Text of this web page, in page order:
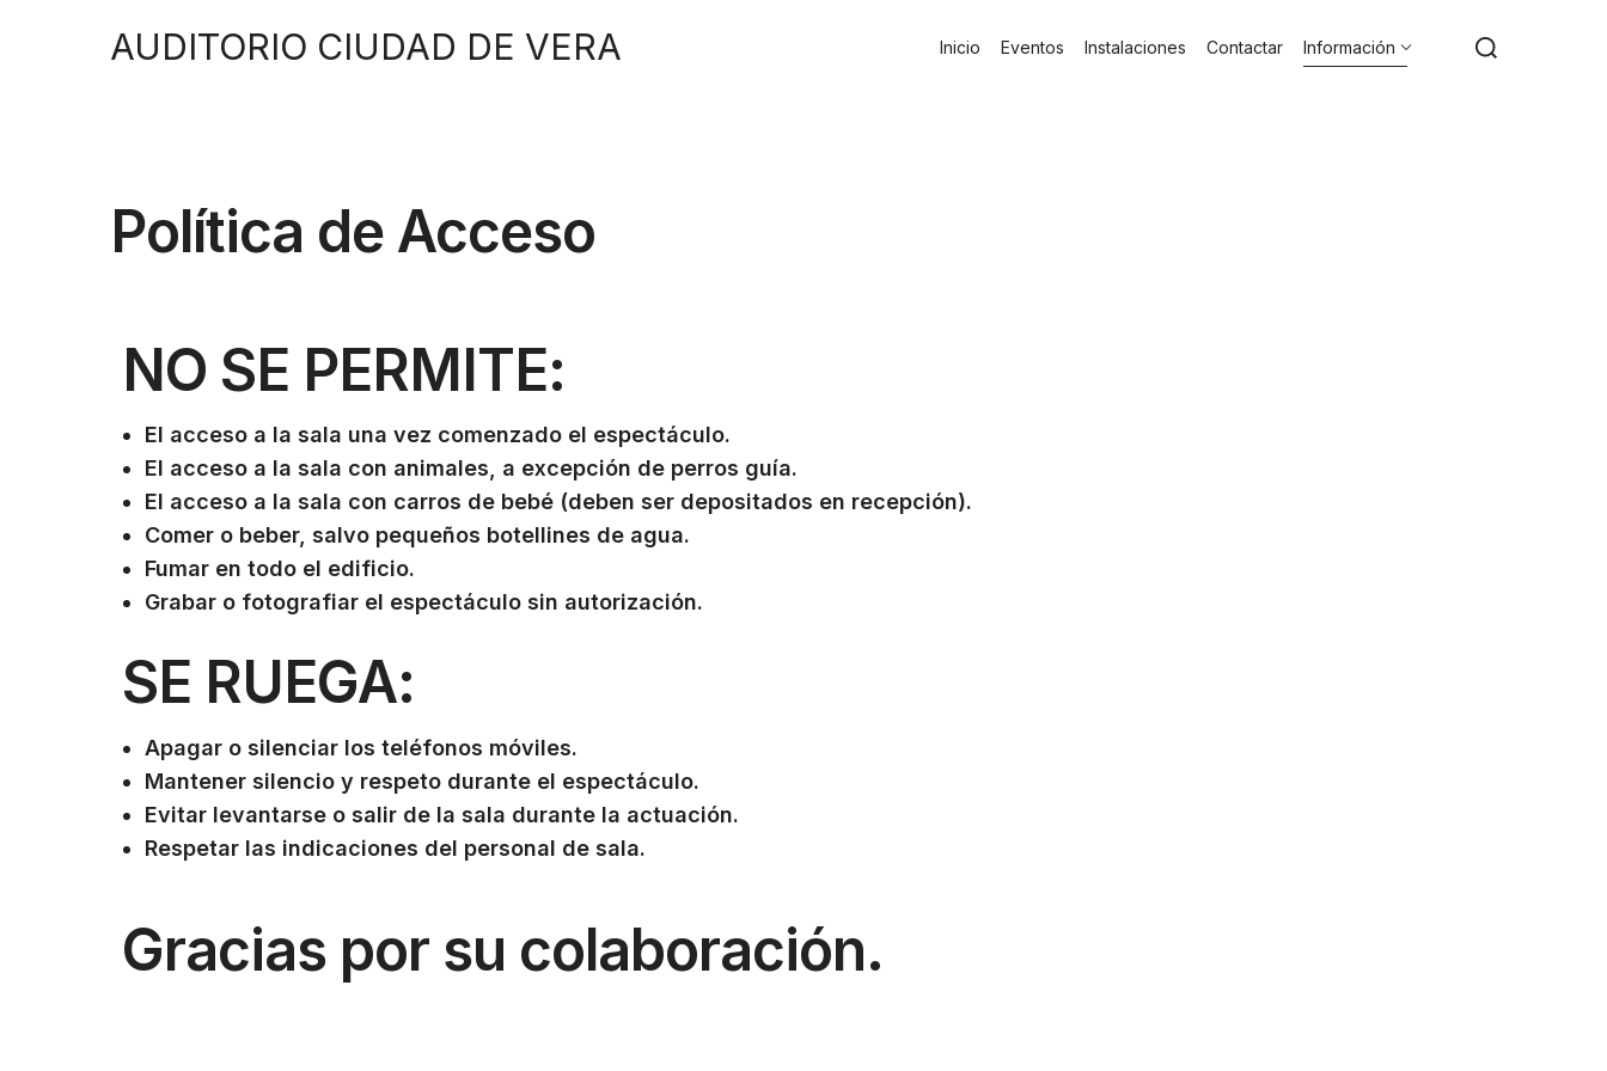
Inicio Eventos Instalaciones Contactar Información
AUDITORIO CIUDAD DE VERA
Política de Acceso
NO SE PERMITE:
El acceso a la sala una vez comenzado el espectáculo.
El acceso a la sala con animales, a excepción de perros guía.
El acceso a la sala con carros de bebé (deben ser depositados en recepción).
Comer o beber, salvo pequeños botellines de agua.
Fumar en todo el edificio.
Grabar o fotografiar el espectáculo sin autorización.
SE RUEGA:
Apagar o silenciar los teléfonos móviles.
Mantener silencio y respeto durante el espectáculo.
Evitar levantarse o salir de la sala durante la actuación.
Respetar las indicaciones del personal de sala.
Gracias por su colaboración.